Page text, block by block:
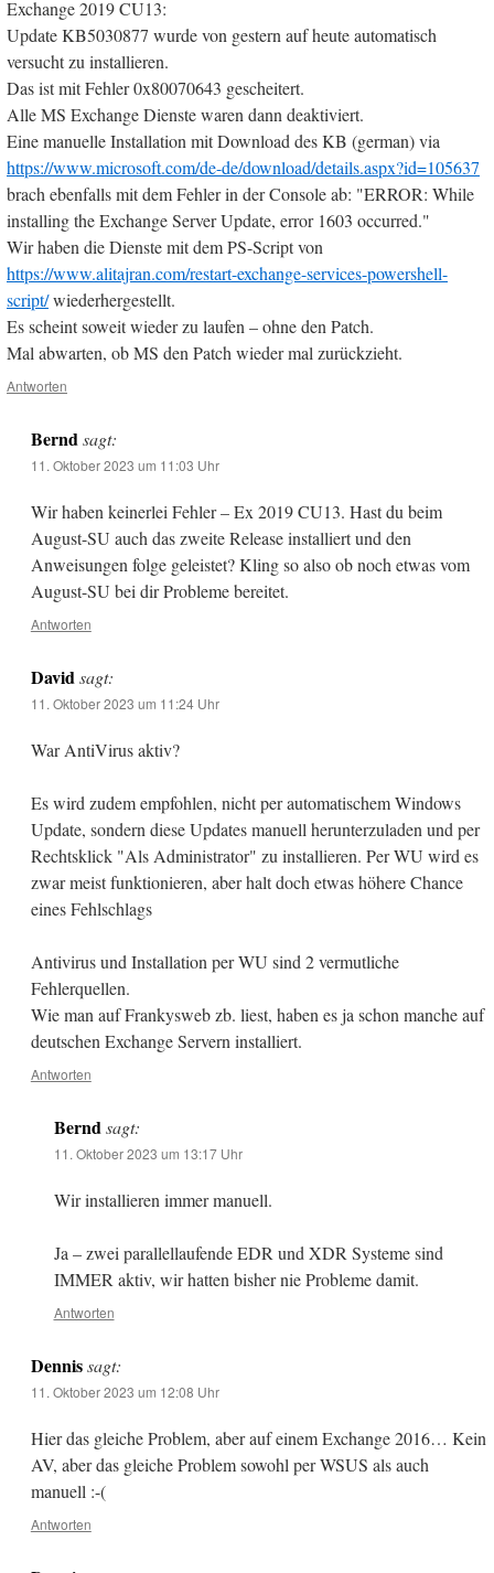
Exchange 2019 CU13:
Update KB5030877 wurde von gestern auf heute automatisch
versucht zu installieren.
Das ist mit Fehler 0x80070643 gescheitert.
Alle MS Exchange Dienste waren dann deaktiviert.
Eine manuelle Installation mit Download des KB (german) via
https://www.microsoft.com/de-de/download/details.aspx?id=105637
brach ebenfalls mit dem Fehler in der Console ab: "ERROR: While
installing the Exchange Server Update, error 1603 occurred."
Wir haben die Dienste mit dem PS-Script von
https://www.alitajran.com/restart-exchange-services-powershell-
script/wiederhergestellt.
Es scheint soweit wieder zu laufen – ohne den Patch.
Mal abwarten, ob MS den Patch wieder mal zurückzieht.
Antworten
Bernd sagt:
11. Oktober 2023 um 11:03 Uhr
Wir haben keinerlei Fehler – Ex 2019 CU13. Hast du beim
August-SU auch das zweite Release installiert und den
Anweisungen folge geleistet? Kling so also ob noch etwas vom
August-SU bei dir Probleme bereitet.
Antworten
David sagt:
11. Oktober 2023 um 11:24 Uhr
War AntiVirus aktiv?
Es wird zudem empfohlen, nicht per automatischem Windows
Update, sondern diese Updates manuell herunterzuladen und per
Rechtsklick "Als Administrator" zu installieren. Per WU wird es
zwar meist funktionieren, aber halt doch etwas höhere Chance
eines Fehlschlags
Antivirus und Installation per WU sind 2 vermutliche
Fehlerquellen.
Wie man auf Frankysweb zb. liest, haben es ja schon manche auf
deutschen Exchange Servern installiert.
Antworten
Bernd sagt:
11. Oktober 2023 um 13:17 Uhr
Wir installieren immer manuell.
Ja – zwei parallellaufende EDR und XDR Systeme sind
IMMER aktiv, wir hatten bisher nie Probleme damit.
Antworten
Dennis sagt:
11. Oktober 2023 um 12:08 Uhr
Hier das gleiche Problem, aber auf einem Exchange 2016… Kein
AV, aber das gleiche Problem sowohl per WSUS als auch
manuell :-(
Antworten